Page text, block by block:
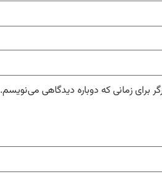
برای زمانی که دوباره دیدگاهی می‌نویسم.